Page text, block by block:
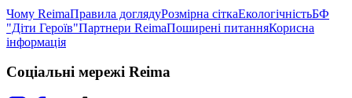
Чому ReimaПравила доглядуРозмірна сіткаЕкологічністьБФ
"Діти Героїв"Партнери ReimaПоширені питанняКорисна
інформація
Соціальні мережі Reima